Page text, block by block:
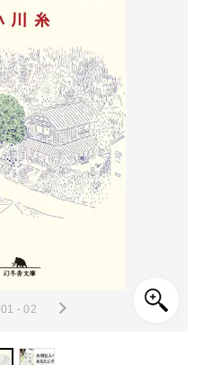
01 - 02